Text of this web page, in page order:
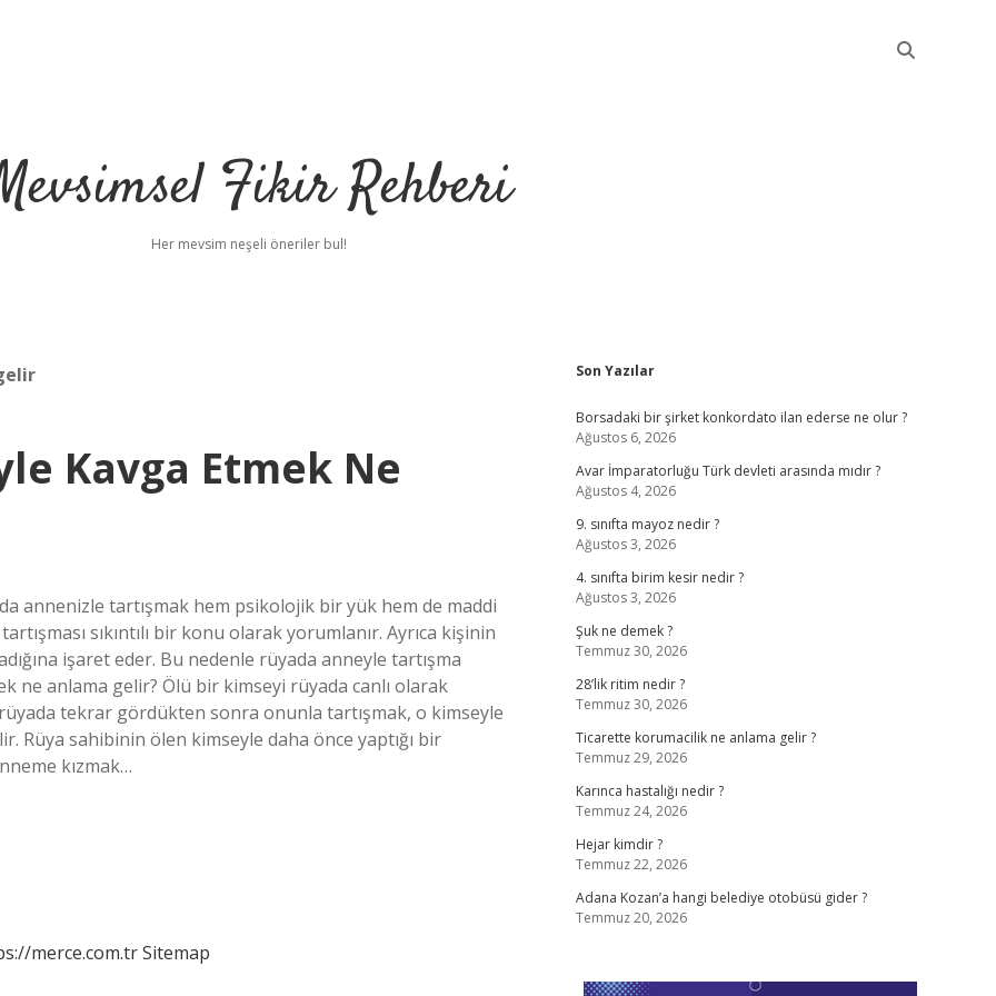
Fikir Rehberi
Her mevsim neşeli öneriler bul!
Kavga Etmek Ne
annenizle tartışmak hem psikolojik bir yük hem de maddi
sıkıntılı bir konu olarak yorumlanır. Ayrıca kişinin
işaret eder. Bu nedenle rüyada anneyle tartışma
ne anlama gelir? Ölü bir kimseyi rüyada canlı olarak
tekrar gördükten sonra onunla tartışmak, o kimseyle
Rüya sahibinin ölen kimseyle daha önce yaptığı bir
kızmak…
merce.com.trSitemap
Sidebar
Son Yazılar
Borsadaki bir şirket konkordato ilan ederse ne olur ?
Ağustos 6, 2026
Avar İmparatorluğu Türk devleti arasında mıdır ?
Ağustos 4, 2026
9. sınıfta mayoz nedir ?
Ağustos 3, 2026
4. sınıfta birim kesir nedir ?
Ağustos 3, 2026
Şuk ne demek ?
Temmuz 30, 2026
28’lik ritim nedir ?
Temmuz 30, 2026
Ticarette korumacilik ne anlama gelir ?
Temmuz 29, 2026
Karınca hastalığı nedir ?
Temmuz 24, 2026
Hejar kimdir ?
Temmuz 22, 2026
Adana Kozan’a hangi belediye otobüsü gider ?
Temmuz 20, 2026